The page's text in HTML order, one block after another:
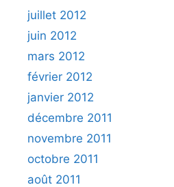
juillet 2012
juin 2012
mars 2012
février 2012
janvier 2012
décembre 2011
novembre 2011
octobre 2011
août 2011